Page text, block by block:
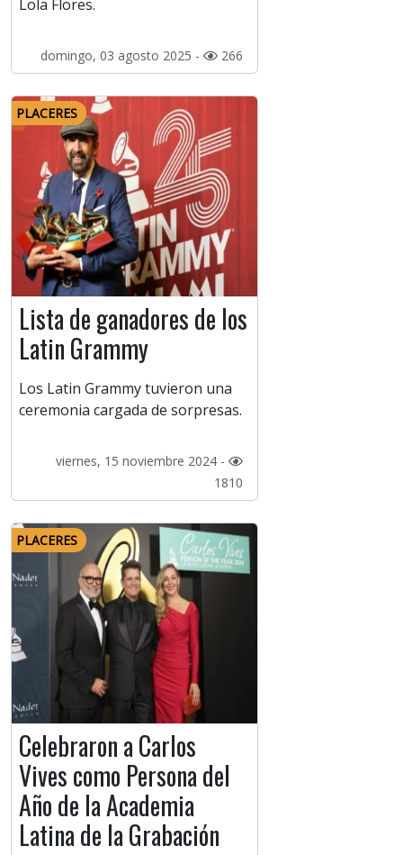
Lola Flores.
domingo, 03 agosto 2025 - 266
PLACERES
Lista de ganadores de los
Latin Grammy
Los Latin Grammy tuvieron una
ceremonia cargada de sorpresas.
viernes, 15 noviembre 2024 -
1810
PLACERES
Celebraron a Carlos
Vives como Persona del
Año de la Academia
Latina de la Grabación